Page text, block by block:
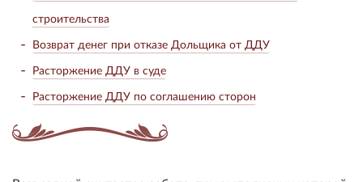
строительства
Возврат денег при отказе Дольщика от ДДУ
Расторжение ДДУ в суде
Расторжение ДДУ по соглашению сторон